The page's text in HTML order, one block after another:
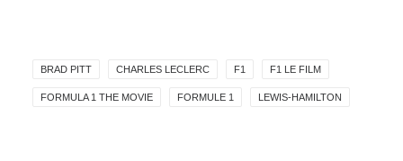
BRAD PITT CHARLES LECLERC F1 F1 LE FILM
FORMULA 1 THE MOVIE FORMULE 1 LEWIS-HAMILTON